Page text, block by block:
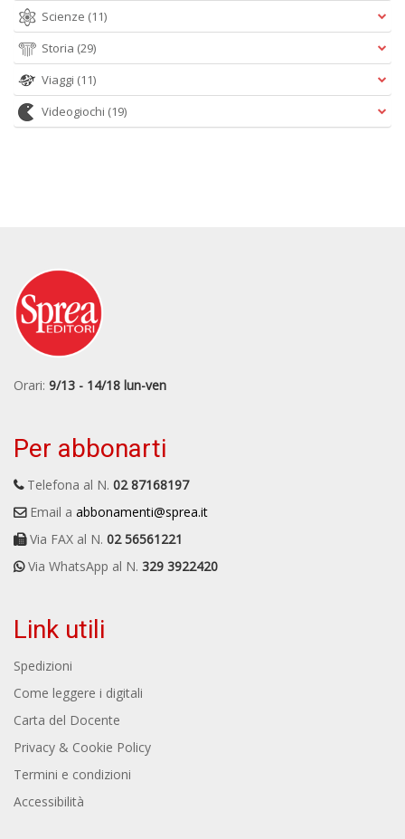
Scienze (11)
Storia (29)
Viaggi (11)
Videogiochi (19)
Orari: 9/13 - 14/18 lun-ven
Per abbonarti
Telefona al N. 02 87168197
Email a abbonamenti@sprea.it
Via FAX al N. 02 56561221
Via WhatsApp al N. 329 3922420
Link utili
Spedizioni
Come leggere i digitali
Carta del Docente
Privacy & Cookie Policy
Termini e condizioni
Accessibilità